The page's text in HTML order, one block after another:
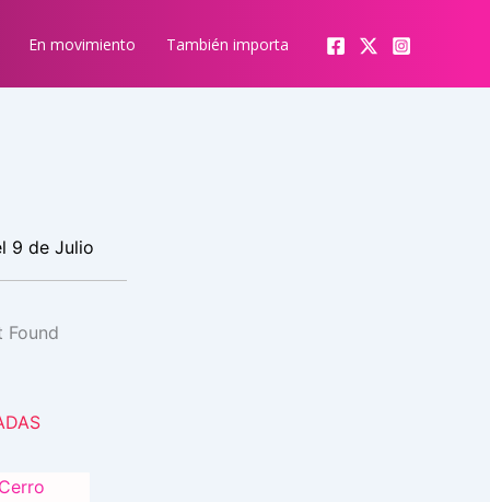
En movimiento También importa
9 de Julio